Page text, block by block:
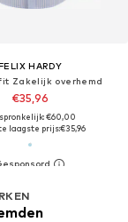
HARDY
Zakelijk overhemd
€35,96
€60,00
laagste prijs:€35,96